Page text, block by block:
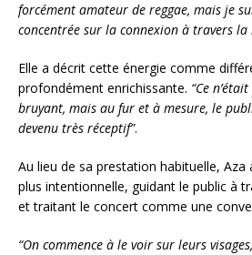
forcément amateur de reggae, mais je
concentrée sur la connexion à travers la
Elle a décrit cette énergie comme
profondément enrichissante. “Ce
bruyant, mais au fur et à mesure, le
devenu très réceptif”.
Au lieu de sa prestation habituelle,
plus intentionnelle, guidant le public à
et traitant le concert comme une
“On commence à le voir sur leurs